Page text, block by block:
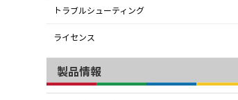
トラブルシューティング
ライセンス
製品情報